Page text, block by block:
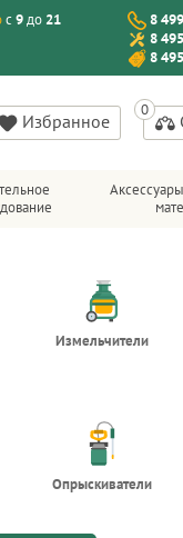
с9до 21 8
8
8
Избранное
Измельчители
Опрыскиватели